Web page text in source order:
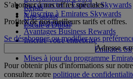
Repas
Nos salons
Escale à Dubai
Se connecter à Emirates Skywards
S’inscrire à Emirates Skywards
Nos partenaires
Avantages Business Rewards
Inscrire votre entreprise
Règles du programme Emirates
Mises à jour du programme
S’abonner à nos offres spéciales
Profitez de nos meilleurs tarifs et offres.
Se désabonner ou modifier vos
Adresse e-
Pour obtenir plus d'informations sur
consultez notre politique de